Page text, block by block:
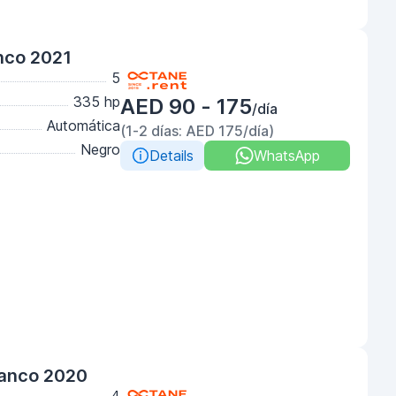
2021
5
335 hp
Automática
Negro
AED 90 - 175/día
(1-2 días: AED 175/día)
Details
WhatsApp
2020